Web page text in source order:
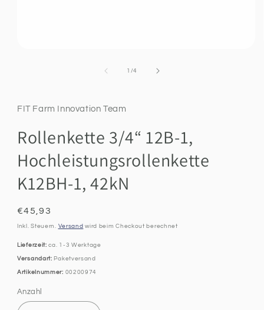
1 /Ab
4
FIT Farm Innovation Team
Rollenkette 3/4“ 12B-1,
Hochleistungsrollenkette
K12BH-1, 42kN
Normaler
Preis
€45,93
Inkl. Steuern. Versand wird beim Checkout berechnet
Lieferzeit: ca. 1-3 Werktage
Versandart: Paketversand
Artikelnummer: 00200974
Anzahl
Anzahl